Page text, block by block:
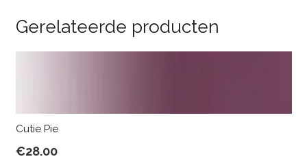
Gerelateerde producten
Cutie Pie
€28.00